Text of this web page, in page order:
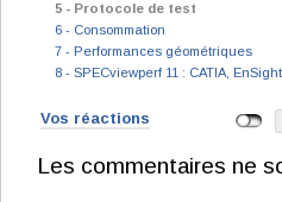
5 - Protocole de test
6 - Consommation
7 - Performances géométriques
8 - SPECviewperf 11 : CATIA, EnSight
Vos réactions
Les commentaires ne